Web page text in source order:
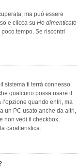
ma può essere
e clicca su Ho dimenticato
tempo. Se riscontri
sistema ti terrà connesso
qualcuno possa usare il
quando entri, ma
un PC usato anche da altri,
non vedi il checkbox,
caratteristica.